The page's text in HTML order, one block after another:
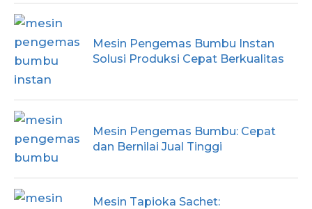
Mesin Pengemas Bumbu Instan
Solusi Produksi Cepat Berkualitas
Mesin Pengemas Bumbu: Cepat
dan Bernilai Jual Tinggi
Mesin Tapioka Sachet: